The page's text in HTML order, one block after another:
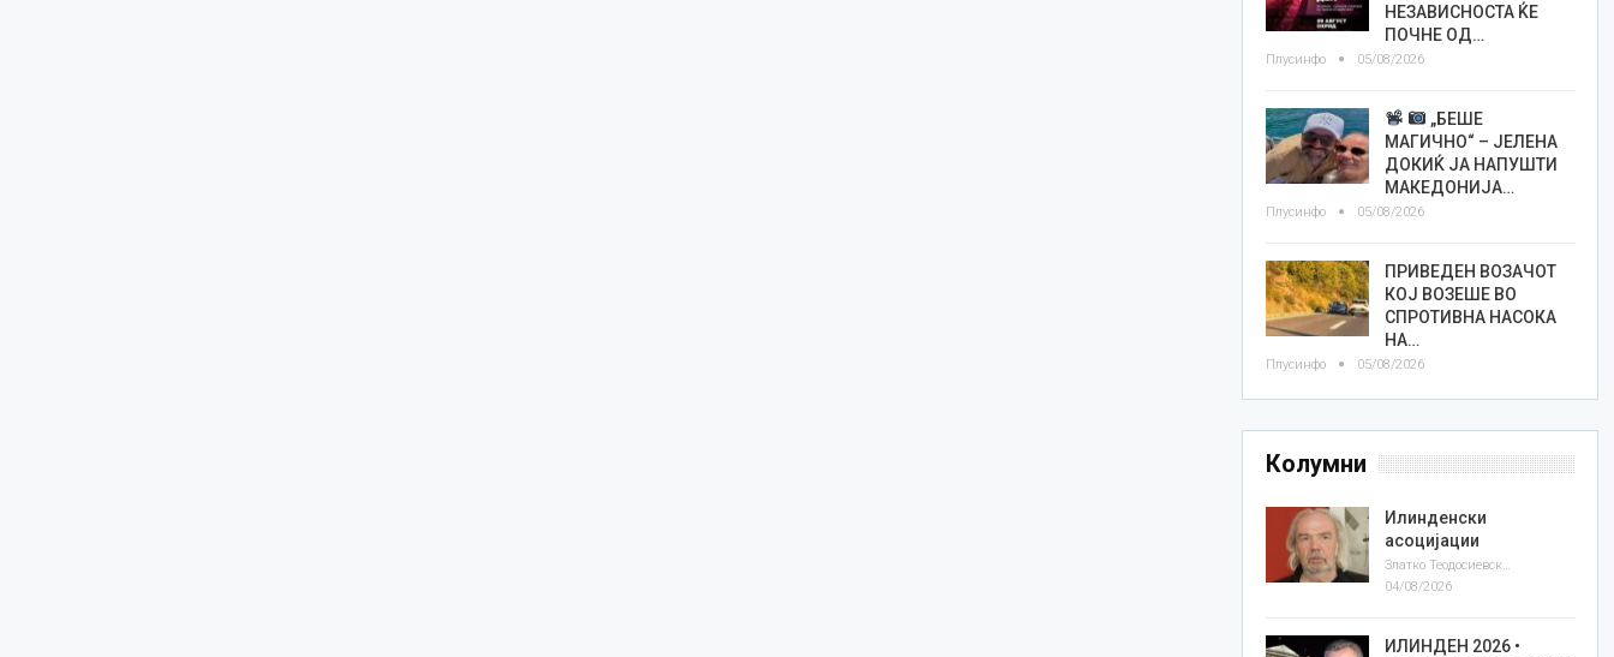
НЕЗАВИСНОСТА ЌЕ
ПОЧНЕ ОД…
Плусинфо 05/08/2026
„БЕШЕ
МАГИЧНО“ – ЈЕЛЕНА
ДОКИЌ ЈА НАПУШТИ
МАКЕДОНИЈА…
Плусинфо 05/08/2026
ПРИВЕДЕН ВОЗАЧОТ
КОЈ ВОЗЕШЕ ВО
СПРОТИВНА НАСОКА
НА…
Плусинфо 05/08/2026
Колумни
Илинденски
асоцијации
Златко Теодосиевски
04/08/2026
ИЛИНДЕН 2026 •